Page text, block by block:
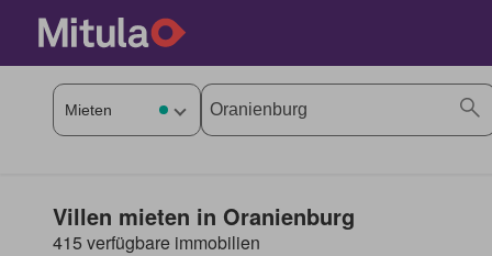
Villen mieten in Oranienburg
415 verfügbare immobilien